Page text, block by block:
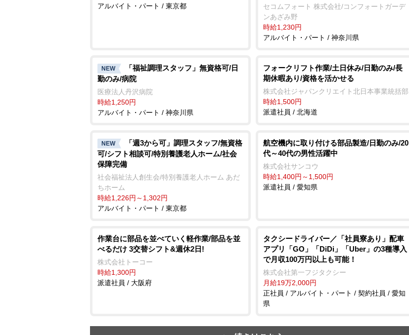
アルバイト・パート / 東京都
セコムフォート 株式会社/コンフォートガーデ
ンあざみ野
時給1,230円
アルバイト・パート / 神奈川県
NEW
「福祉調理スタッフ」無資格可/日
勤のみ/病院
医療法人丹沢病院
時給1,250円
アルバイト・パート / 神奈川県
フォークリフト作業/土日休み/日勤のみ/長
期休暇あり/資格を活かせる
株式会社ジャパンクリエイト北日本事業統括部
時給1,500円
派遣社員 / 北海道
NEW
「週3から可」調理スタッフ/無資格
可/シフト相談可/特別養護老人ホーム/社会
保障完備
社会福祉法人創生会/特別養護老人ホーム あだ
ちホーム
時給1,226円～1,302円
アルバイト・パート / 東京都
航空機内に取り付ける部品製造/日勤のみ/20
代～40代の男性活躍中
株式会社サンコウ
時給1,400円～1,500円
派遣社員 / 愛知県
作業台に部品を並べていく軽作業/部品を並
べるだけ 3交替シフト&週休2日!
株式会社トーコー
時給1,300円
派遣社員 / 大阪府
タクシードライバー／「社員寮あり」配車
アプリ「GO」「DiDi」「Uber」の3種導入
で月収100万円以上も可能！
株式会社第一フジタクシー
月給19万2,000円
正社員 / アルバイト・パート / 契約社員 / 愛知
県